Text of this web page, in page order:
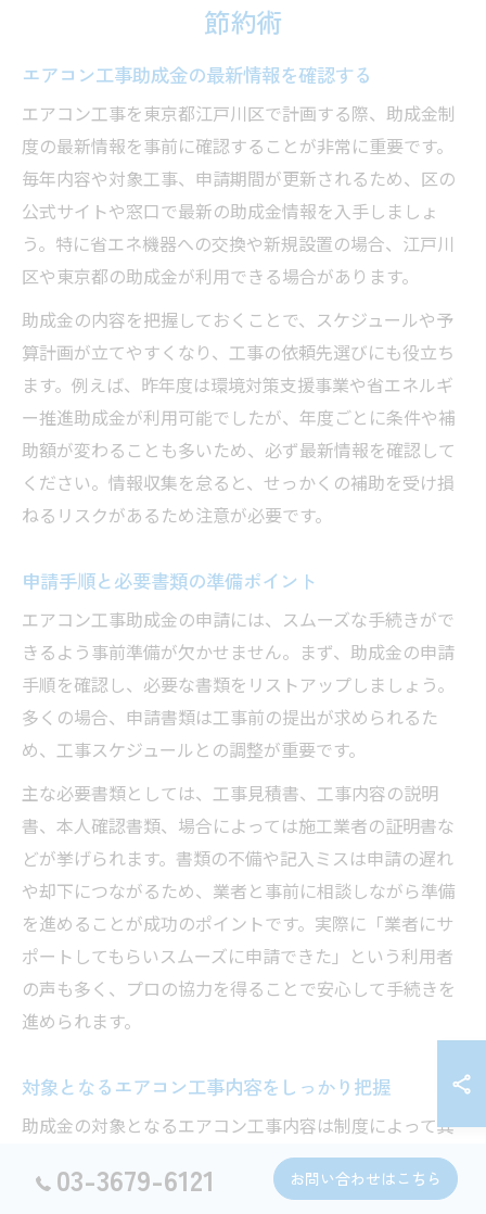
節約術
エアコン工事助成金の最新情報を確認する
エアコン工事を東京都江戸川区で計画する際、助成金制
度の最新情報を事前に確認することが非常に重要です。
毎年内容や対象工事、申請期間が更新されるため、区の
公式サイトや窓口で最新の助成金情報を入手しましょ
う。特に省エネ機器への交換や新規設置の場合、江戸川
区や東京都の助成金が利用できる場合があります。
助成金の内容を把握しておくことで、スケジュールや予
算計画が立てやすくなり、工事の依頼先選びにも役立ち
ます。例えば、昨年度は環境対策支援事業や省エネルギ
ー推進助成金が利用可能でしたが、年度ごとに条件や補
助額が変わることも多いため、必ず最新情報を確認して
ください。情報収集を怠ると、せっかくの補助を受け損
ねるリスクがあるため注意が必要です。
申請手順と必要書類の準備ポイント
エアコン工事助成金の申請には、スムーズな手続きがで
きるよう事前準備が欠かせません。まず、助成金の申請
手順を確認し、必要な書類をリストアップしましょう。
多くの場合、申請書類は工事前の提出が求められるた
め、工事スケジュールとの調整が重要です。
主な必要書類としては、工事見積書、工事内容の説明
書、本人確認書類、場合によっては施工業者の証明書な
どが挙げられます。書類の不備や記入ミスは申請の遅れ
や却下につながるため、業者と事前に相談しながら準備
を進めることが成功のポイントです。実際に「業者にサ
ポートしてもらいスムーズに申請できた」という利用者
の声も多く、プロの協力を得ることで安心して手続きを
進められます。
対象となるエアコン工事内容をしっかり把握
助成金の対象となるエアコン工事内容は制度によって異
なります。一般的には新規設置、既存エアコンの交換、
省エネ機器への更新、移設工事などが対象となるケース
03-3679-6121 お問い合わせはこちら